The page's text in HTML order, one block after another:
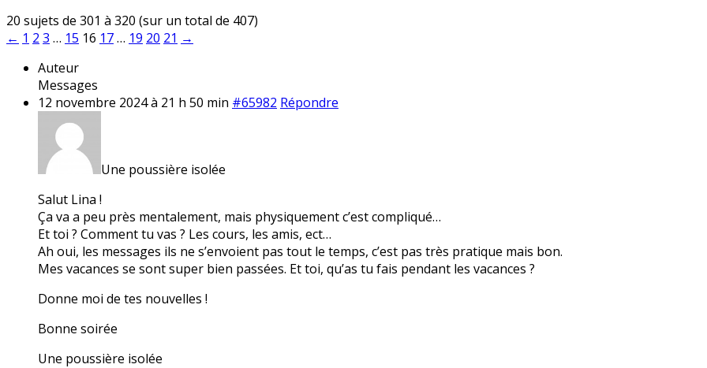
20 sujets de 301 à 320 (sur un total de 407)
← 1 2 3 … 15 16 17… 19 20 21 →
Auteur
Messages
12 novembre 2024 à 21 h 50 min #65982 Répondre
Une poussière isolée
Salut Lina !
Ça va a peu près mentalement, mais physiquement c’est compliqué…
Et toi ? Comment tu vas ? Les cours, les amis, ect…
Ah oui, les messages ils ne s’envoient pas tout le temps, c’est pas très pratique mais bon.
Mes vacances se sont super bien passées. Et toi, qu’as tu fais pendant les vacances ?
Donne moi de tes nouvelles !
Bonne soirée
Une poussière isolée